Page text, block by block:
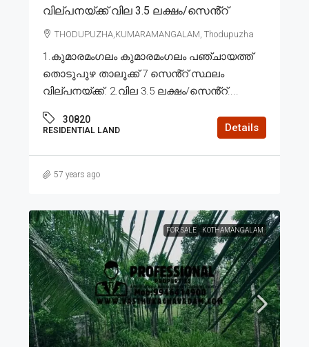
വില്പനയ്ക്ക് വില 3.5 ലക്ഷം/സെൻ്റ്
THODUPUZHA,KUMARAMANGALAM, Thodupuzha
1.കുമാരമംഗലം കുമാരമംഗലം പഞ്ചായത്ത്
തൊടുപുഴ താലൂക്ക് 7 സെൻ്റ് സ്ഥലം
വില്പനയ്ക്ക്. 2.വില 3.5 ലക്ഷം/സെൻ്റ്....
30820
RESIDENTIAL LAND Details
57 years ago
FOR SALE KOTHAMANGALAM